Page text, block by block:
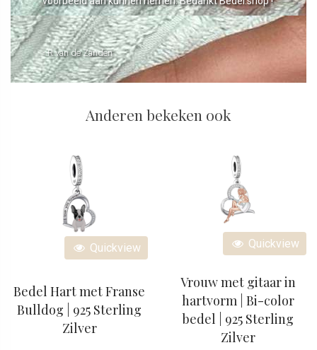
- R van de Zanden
Anderen bekeken ook
Quickview
Bedel Hart met Franse
Bulldog | 925 Sterling
Zilver
Quickview
Vrouw met gitaar in
hartvorm | Bi-color
bedel | 925 Sterling
Zilver